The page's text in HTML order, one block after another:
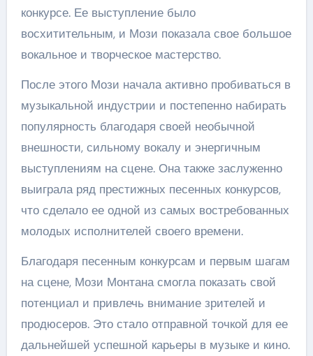
конкурсе. Ее выступление было
восхитительным, и Мози показала свое большое
вокальное и творческое мастерство.
После этого Мози начала активно пробиваться в
музыкальной индустрии и постепенно набирать
популярность благодаря своей необычной
внешности, сильному вокалу и энергичным
выступлениям на сцене. Она также заслуженно
выиграла ряд престижных песенных конкурсов,
что сделало ее одной из самых востребованных
молодых исполнителей своего времени.
Благодаря песенным конкурсам и первым шагам
на сцене, Мози Монтана смогла показать свой
потенциал и привлечь внимание зрителей и
продюсеров. Это стало отправной точкой для ее
дальнейшей успешной карьеры в музыке и кино.